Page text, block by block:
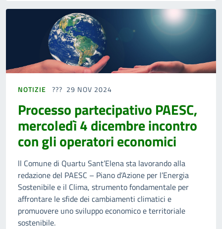
NOTIZIE 29 NOV 2024
Processo partecipativo PAESC,
mercoledì 4 dicembre incontro
con gli operatori economici
ll Comune di Quartu Sant’Elena sta lavorando alla
redazione del PAESC – Piano d’Azione per l’Energia
Sostenibile e il Clima, strumento fondamentale per
affrontare le sfide dei cambiamenti climatici e
promuovere uno sviluppo economico e territoriale
sostenibile.